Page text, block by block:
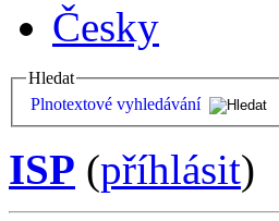
Česky
Hledat
Plnotextové vyhledávání
ISP (příhlásit)